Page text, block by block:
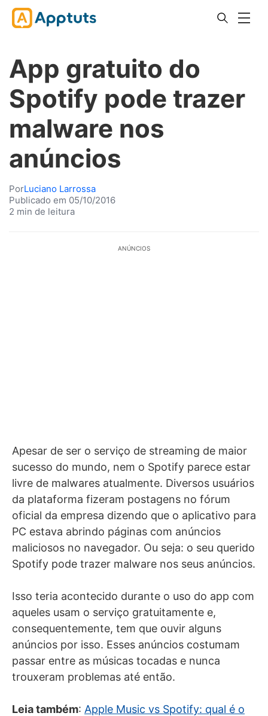
App gratuito do
Spotify pode trazer
malware nos
anúncios
PorLuciano Larrossa
Publicado em 05/10/2016
2 min de leitura
ANÚNCIOS
Apesar de ser o serviço de streaming de maior
sucesso do mundo, nem o Spotify parece estar
livre de malwares atualmente. Diversos usuários
da plataforma fizeram postagens no fórum
oficial da empresa dizendo que o aplicativo para
PC estava abrindo páginas com anúncios
maliciosos no navegador. Ou seja: o seu querido
Spotify pode trazer malware nos seus anúncios.
Isso teria acontecido durante o uso do app com
aqueles usam o serviço gratuitamente e,
consequentemente, tem que ouvir alguns
anúncios por isso. Esses anúncios costumam
passar entre as músicas tocadas e nunca
trouxeram problemas até então.
Leia também: Apple Music vs Spotify: qual é o